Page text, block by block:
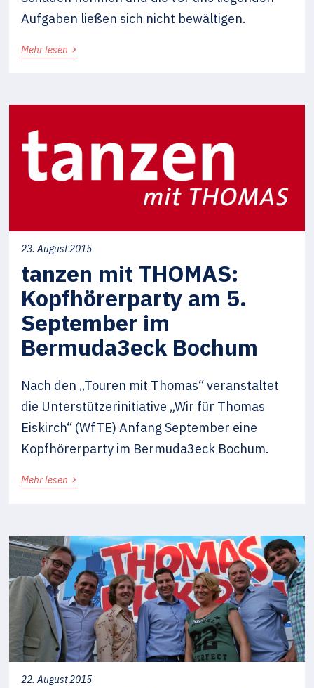
Aufgaben ließen sich nicht bewältigen.
Mehr lesen ›
23. August 2015
tanzen mit THOMAS:
Kopfhörerparty am 5.
September im
Bermuda3eck Bochum
Nach den „Touren mit Thomas“ veranstaltet
die Unterstützerinitiative „Wir für Thomas
Eiskirch“ (WfTE) Anfang September eine
Kopfhörerparty im Bermuda3eck Bochum.
Mehr lesen ›
22. August 2015